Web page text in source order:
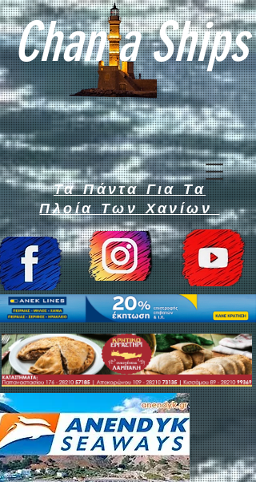
Chan a Ships
Τα Πάντα Για Τα
Πλοία Των Χανίων